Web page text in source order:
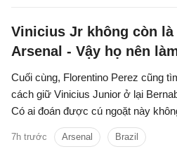
Vinicius Jr không còn
Arsenal - Vậy họ nên
Cuối cùng, Florentino Perez cũng
cách giữ Vinicius Junior ở lại
Có ai đoán được cú ngoặt này
7h trước Arsenal Brazil